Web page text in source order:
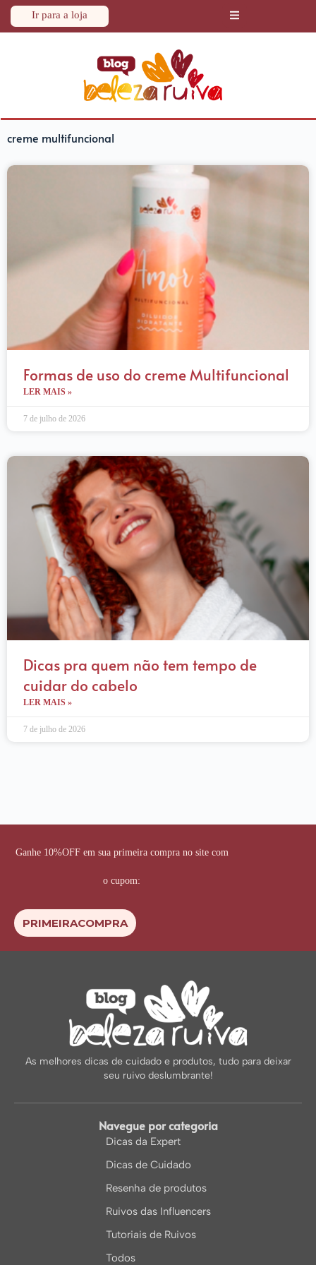
Ir para a loja
creme multifuncional
Formas de uso do creme Multifuncional
LER MAIS »
7 de julho de 2026
Dicas pra quem não tem tempo de
cuidar do cabelo
LER MAIS »
7 de julho de 2026
Ganhe 10%OFF em sua primeira compra no site com
o cupom:
PRIMEIRACOMPRA
As melhores dicas de cuidado e produtos, tudo para deixar
seu ruivo deslumbrante!
Navegue por categoria
Dicas da Expert
Dicas de Cuidado
Resenha de produtos
Ruivos das Influencers
Tutoriais de Ruivos
Todos